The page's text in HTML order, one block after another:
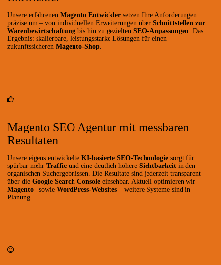
Unsere erfahrenen Magento Entwickler setzen Ihre Anforderungen
präzise um – von individuellen Erweiterungen über Schnittstellen zur
Warenbewirtschaftung bis hin zu gezielten SEO-Anpassungen . Das
Ergebnis: skalierbare, leistungsstarke Lösungen für einen
zukunftssicheren Magento-Shop
Magento SEO Agentur mit messbaren
Resultaten
Unsere eigens entwickelte KI-basierte SEO-Technologie sorgt für
spürbar mehr Traffic und eine deutlich höhere Sichtbarkeit in den
organischen Suchergebnissen. Die Resultate sind jederzeit transparent
über die Google Search Console einsehbar. Aktuell optimieren wir
Magento– sowie WordPress-Websites – weitere Systeme sind in
Planung.